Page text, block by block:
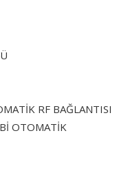
RF BAĞLANTISI
OTOMATİK